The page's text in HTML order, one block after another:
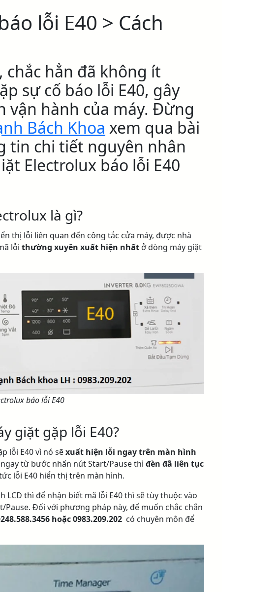
lỗi E40 > Cách
hẳn đã không ít
sự cố báo lỗi E40, gây
hành của máy. Đừng
Bách Khoa xem qua bài
tin chi tiết nguyên nhân
Electrolux báo lỗi E40
là gì?
thị lỗi liên quan đến công tắc cửa máy, được nhà
lỗi thường xuyên xuất hiện nhất ở dòng máy giặt
báo lỗi E40
giặt gặp lỗi E40?
lỗi E40 vì nó sẽxuất hiện lỗi ngay trên màn hình
từ bước nhấn nút Start/Pause thì đèn đã liên tục
lỗi E40 hiển thị trên màn hình.
thì để nhận biết mã lỗi E40 thì sẽ tùy thuộc vào
Đối với phương pháp này, để muốn chắc chắn
hoặc 0983.209.202 có chuyên môn để